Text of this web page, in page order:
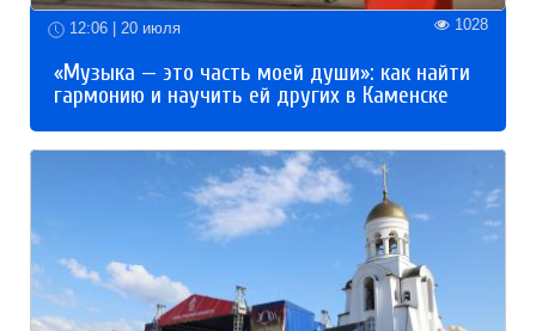
12:06 | 20 июля 1028
«Музыка — это часть моей души»: как найти
гармонию и научить ей других в Каменске